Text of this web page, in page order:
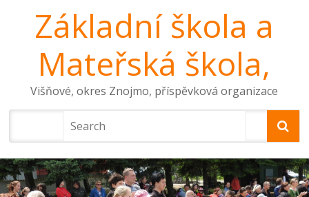
Základní škola a
Mateřská škola,
Višňové, okres Znojmo, příspěvková organizace